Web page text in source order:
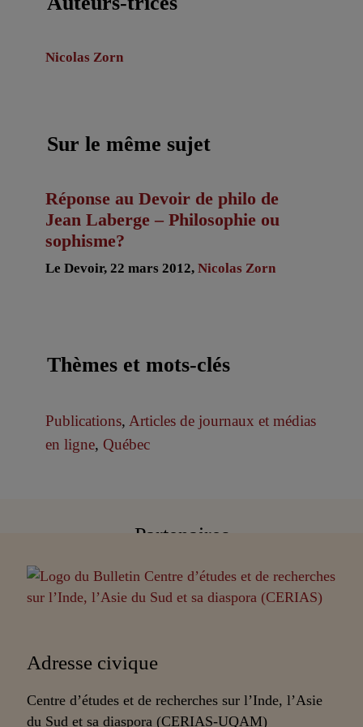
Nicolas Zorn
Sur le même sujet
Réponse au Devoir de philo de
Jean Laberge – Philosophie ou
sophisme?
Le Devoir, 22 mars 2012, Nicolas Zorn
Thèmes et mots-clés
Publications, Articles de journaux et médias
en ligne, Québec
Partenaires
Adresse civique
Centre d’études et de recherches sur l’Inde, l’Asie
du Sud et sa diaspora (CERIAS-UQAM)